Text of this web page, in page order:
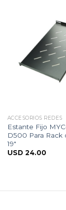
ACCESORIOS REDES
Estante Fijo
D500 Para Rack
19″
USD 24.00